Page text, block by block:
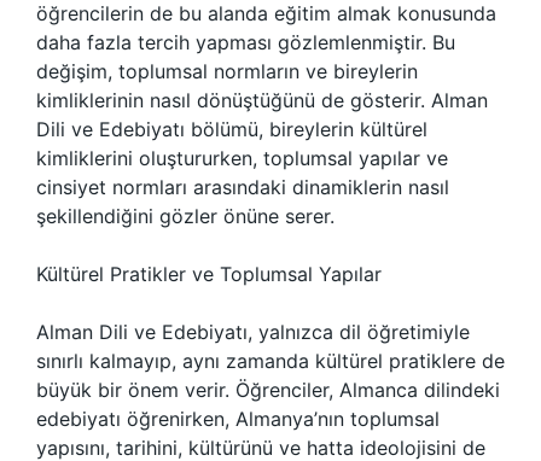
öğrencilerin de bu alanda eğitim almak konusunda
daha fazla tercih yapması gözlemlenmiştir. Bu
değişim, toplumsal normların ve bireylerin
kimliklerinin nasıl dönüştüğünü de gösterir. Alman
Dili ve Edebiyatı bölümü, bireylerin kültürel
kimliklerini oluştururken, toplumsal yapılar ve
cinsiyet normları arasındaki dinamiklerin nasıl
şekillendiğini gözler önüne serer.
Kültürel Pratikler ve Toplumsal Yapılar
Alman Dili ve Edebiyatı, yalnızca dil öğretimiyle
sınırlı kalmayıp, aynı zamanda kültürel pratiklere de
büyük bir önem verir. Öğrenciler, Almanca dilindeki
edebiyatı öğrenirken, Almanya’nın toplumsal
yapısını, tarihini, kültürünü ve hatta ideolojisini de